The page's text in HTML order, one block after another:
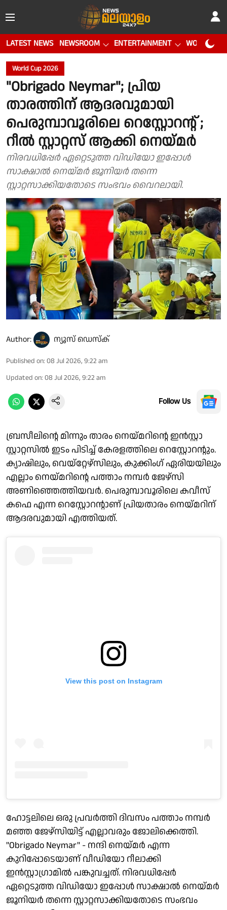
LATEST NEWS NEWSROOM ENTERTAINMENT WORLD CUP
World Cup 2026
"Obrigado Neymar"; പ്രിയ
താരത്തിന് ആദരവുമായി
പെരുമ്പാവൂരിലെ റെസ്റ്റോറന്റ് ;
റീൽ സ്റ്റാറ്റസ് ആക്കി നെയ്മർ
നിരവധിപ്പേർ ഏറ്റെടുത്ത വിഡിയോ ഇപ്പോൾ
സാക്ഷാൽ നെയ്മർ ജൂനിയർ തന്നെ
സ്റ്റാറ്റസാക്കിയതോടെ സംഭവം വൈറലായി.
Author: ന്യൂസ് ഡെസ്ക്
Published on: 08 Jul 2026, 9:22 am
Updated on: 08 Jul 2026, 9:22 am
Follow Us
ബ്രസീലിന്റെ മിന്നും താരം നെയ്മറിൻ്റെ ഇൻസ്റ്റാ
സ്റ്റാറ്റസിൽ ഇടം പിടിച്ച് കേരളത്തിലെ റെസ്റ്റോറന്റും.
ക്യാഷിലും, വെയ്റ്റേഴ്സിലും, കുക്കിംഗ് ഏരിയയിലും
എല്ലാം നെയ്മറിന്റെ പത്താം നമ്പർ ജേഴ്സി
അണിഞ്ഞെത്തിയവർ. പെരുമ്പാവൂരിലെ കവീസ്
കഫെ എന്ന റെസ്റ്റോറന്റാണ് പ്രിയതാരം നെയ്മറിന്
ആദരവുമായി എത്തിയത്.
View this post on Instagram
ഹോട്ടലിലെ ഒരു പ്രവർത്തി ദിവസം പത്താം നമ്പർ
മഞ്ഞ ജേഴ്സിയിട്ട് എല്ലാവരും ജോലിക്കെത്തി.
"Obrigado Neymar" - നന്ദി നെയ്മർ എന്ന
കുറിപ്പോടെയാണ് വീഡിയോ റീലാക്കി
ഇൻസ്റ്റാഗ്രാമിൽ പങ്കുവച്ചത്. നിരവധിപ്പേർ
ഏറ്റെടുത്ത വിഡിയോ ഇപ്പോൾ സാക്ഷാൽ നെയ്മർ
ജൂനിയർ തന്നെ സ്റ്റാറ്റസാക്കിയതോടെ സംഭവം